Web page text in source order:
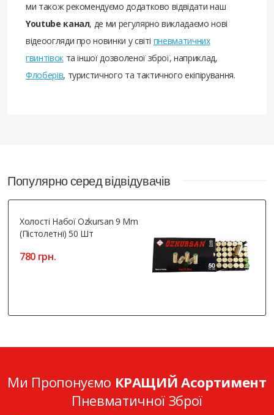
ми також рекомендуємо додатково відвідати наш
Youtube канал, де ми регулярно викладаємо нові
відеоогляди про новинки у світі пневматичних
гвинтівокта іншої дозволеної зброї, наприклад,
Флоберів, туристичного та тактичного екіпірування.
Популярно серед відвідувачів
Холості Набої Ozkursan 9 Mm
(пістолетні) 50 Шт
780 грн.
Ми Пропонуємо КРАЩИЙ Асортимент
Пневматичної Зброї